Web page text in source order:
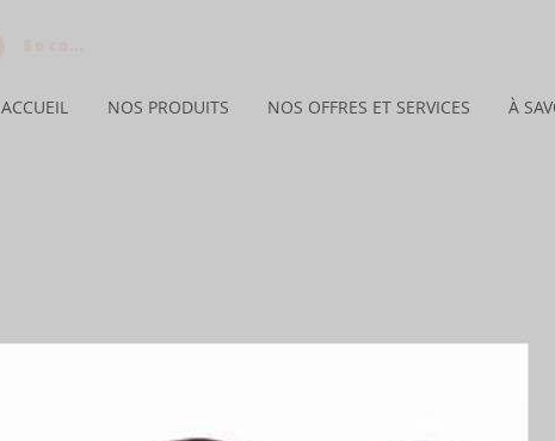
ACCUEIL NOS PRODUITS NOS OFFRES ET SERVICES À